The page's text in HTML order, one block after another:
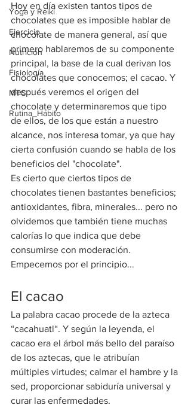
Yoga y Reiki
Ejercicio
Nutrición
Fisiología
MTC
Rutina_Hábito
Hoy en día existen tantos tipos de
chocolates que es imposible hablar de
chocolate de manera general, así que
primero hablaremos de su componente
principal, la base de la cual derivan los
chocolates que conocemos; el cacao. Y
después veremos el origen del
chocolate y determinaremos que tipo
de ellos, de los que están a nuestro
alcance, nos interesa tomar, ya que hay
cierta confusión cuando se habla de los
beneficios del "chocolate".
Es cierto que ciertos tipos de
chocolates tienen bastantes beneficios;
antioxidantes, fibra, minerales... pero no
olvidemos que también tiene muchas
calorías lo que indica que debe
consumirse con moderación.
Empecemos por el principio...
El cacao
La palabra cacao procede de la azteca
“cacahuatl“. Y según la leyenda, el
cacao era el árbol más bello del paraíso
de los aztecas, que le atribuían
múltiples virtudes; calmar el hambre y la
sed, proporcionar sabiduría universal y
curar las enfermedades.